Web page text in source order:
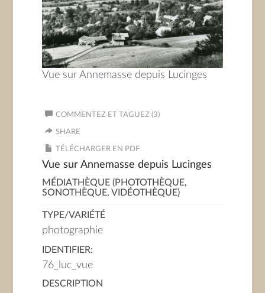
Vue sur Annemasse depuis Lucinges
COMMENTEZ ET TAGUEZ (3)
SHARE
TÉLÉCHARGER EN PDF
Vue sur Annemasse depuis Lucinges
MÉDIATHÈQUE (PHOTOTHÈQUE,
SONOTHÈQUE, VIDÉOTHÈQUE)
TYPE/VARIÉTÉ
photographie
IDENTIFIER:
76_luc_vue
DESCRIPTION